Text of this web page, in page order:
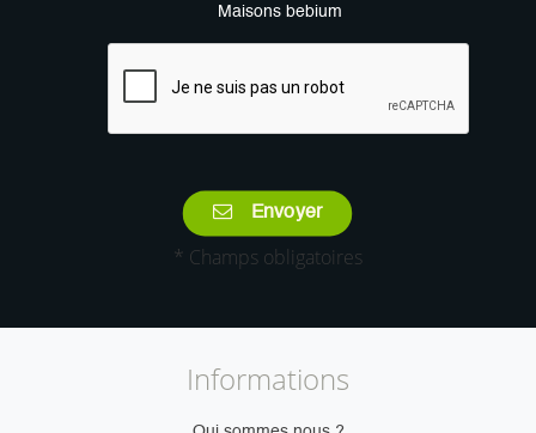
Maisons bebium
Envoyer
* Champs obligatoires
Informations